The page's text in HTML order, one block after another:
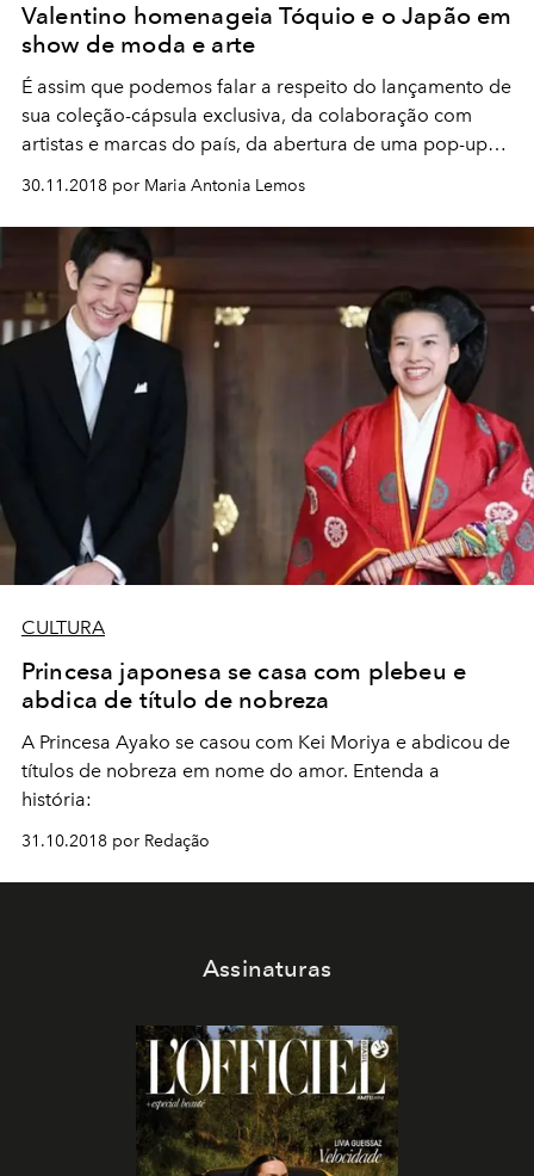
Valentino homenageia Tóquio e o Japão em
show de moda e arte
É assim que podemos falar a respeito do lançamento de
sua coleção-cápsula exclusiva, da colaboração com
artistas e marcas do país, da abertura de uma pop-up
espetáculo!
30.11.2018 por Maria Antonia Lemos
CULTURA
Princesa japonesa se casa com plebeu e
abdica de título de nobreza
A Princesa Ayako se casou com Kei Moriya e abdicou de
títulos de nobreza em nome do amor. Entenda a
história:
31.10.2018 por Redação
Assinaturas